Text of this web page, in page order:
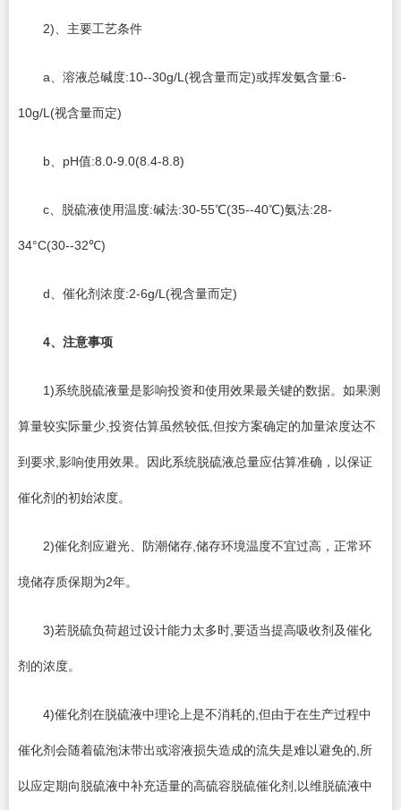
2)、主要工艺条件
a、溶液总碱度:10--30g/L(视含量而定)或挥发氨含量:6-
10g/L(视含量而定)
b、pH值:8.0-9.0(8.4-8.8)
c、脱硫液使用温度:碱法:30-55℃(35--40℃)氨法:28-
34°C(30--32℃)
d、催化剂浓度:2-6g/L(视含量而定)
4、注意事项
1)系统脱硫液量是影响投资和使用效果最关键的数据。如果测
算量较实际量少,投资估算虽然较低,但按方案确定的加量浓度达不
到要求,影响使用效果。因此系统脱硫液总量应估算准确，以保证
催化剂的初始浓度。
2)催化剂应避光、防潮储存,储存环境温度不宜过高，正常环
境储存质保期为2年。
3)若脱硫负荷超过设计能力太多时,要适当提高吸收剂及催化
剂的浓度。
4)催化剂在脱硫液中理论上是不消耗的,但由于在生产过程中
催化剂会随着硫泡沫带出或溶液损失造成的流失是难以避免的,所
以应定期向脱硫液中补充适量的高硫容脱硫催化剂,以维脱硫液中